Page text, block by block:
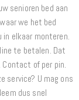
senioren bed aan
we het bed
in elkaar monteren.
te betalen. Dat
of per pin.
service? U mag ons
dus snel